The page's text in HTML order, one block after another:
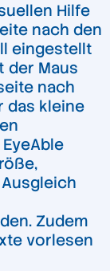
Hilfe
nach den
eingestellt
der Maus
nach
das kleine
Zudem
vorlesen